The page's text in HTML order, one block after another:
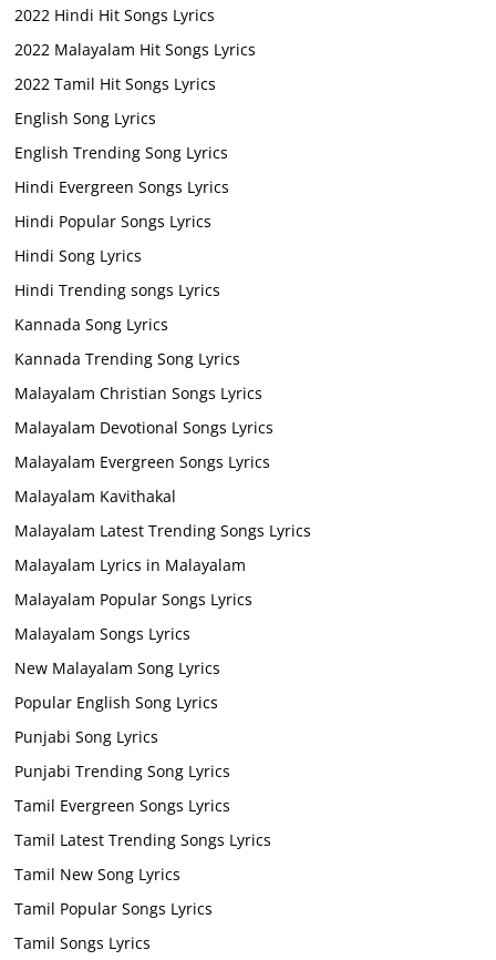
2022 Hindi Hit Songs Lyrics
2022 Malayalam Hit Songs Lyrics
2022 Tamil Hit Songs Lyrics
English Song Lyrics
English Trending Song Lyrics
Hindi Evergreen Songs Lyrics
Hindi Popular Songs Lyrics
Hindi Song Lyrics
Hindi Trending songs Lyrics
Kannada Song Lyrics
Kannada Trending Song Lyrics
Malayalam Christian Songs Lyrics
Malayalam Devotional Songs Lyrics
Malayalam Evergreen Songs Lyrics
Malayalam Kavithakal
Malayalam Latest Trending Songs Lyrics
Malayalam Lyrics in Malayalam
Malayalam Popular Songs Lyrics
Malayalam Songs Lyrics
New Malayalam Song Lyrics
Popular English Song Lyrics
Punjabi Song Lyrics
Punjabi Trending Song Lyrics
Tamil Evergreen Songs Lyrics
Tamil Latest Trending Songs Lyrics
Tamil New Song Lyrics
Tamil Popular Songs Lyrics
Tamil Songs Lyrics